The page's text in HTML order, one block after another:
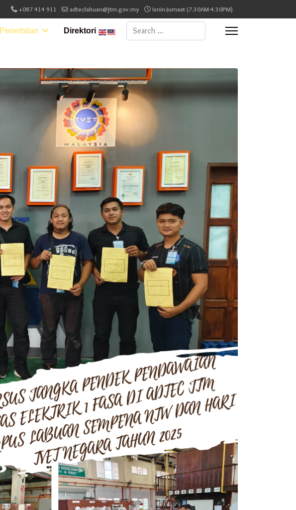
+087 414 911 adteclabuan@jtm.gov.my Isnin-Jumaat (7.30AM-4.30PM)
Penerbitan Direktori
Search
...